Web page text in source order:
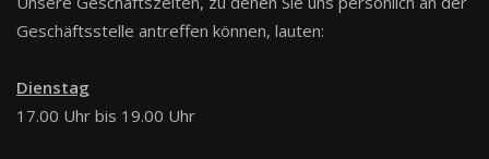
Geschäftsstelle antreffen können, lauten:
Dienstag
17.00 Uhr bis 19.00 Uhr